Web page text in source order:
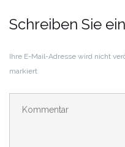
Schreiben Sie
Ihre E-Mail-Adresse wird nicht
markiert